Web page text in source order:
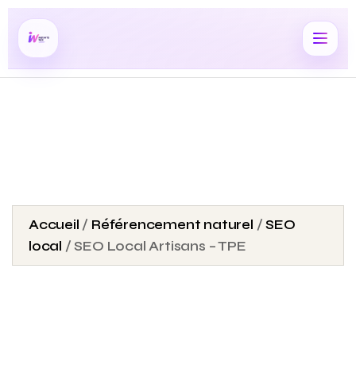
Accueil / Référencement naturel /SEO
local / SEO Local Artisans – TPE